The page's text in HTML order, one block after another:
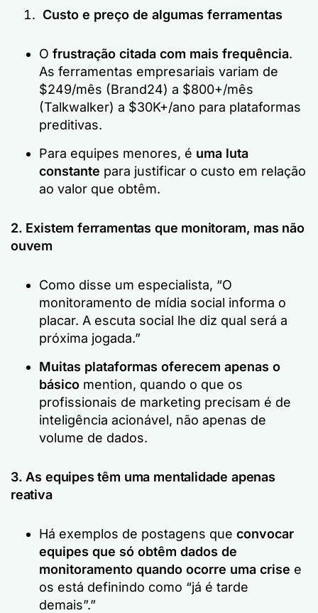
Custo e preço de algumas ferramentas
O frustração citada com mais frequência.
As ferramentas empresariais variam de
$249/mês (Brand24) a $800+/mês
(Talkwalker) a $30K+/ano para plataformas
preditivas.
Para equipes menores, é uma luta
constante para justificar o custo em relação
ao valor que obtêm.
2. Existem ferramentas que monitoram, mas não
ouvem
Como disse um especialista, “O
monitoramento de mídia social informa o
placar. A escuta social lhe diz qual será a
próxima jogada.”
Muitas plataformas oferecem apenas o
básico mention, quando o que os
profissionais de marketing precisam é de
inteligência acionável, não apenas de
volume de dados.
3. As equipes têm uma mentalidade apenas
reativa
Há exemplos de postagens que convocar
equipes que só obtêm dados de
monitoramento quando ocorre uma crise e
os está definindo como “já é tarde
demais”.”